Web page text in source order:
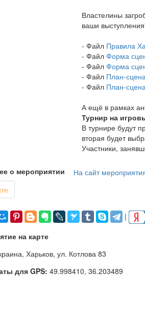
Властелины
ваши
- Файл Правила
- Файл Форма
- Файл Форма
- Файл План-
- Файл План-
А ещё в рамках
Турнир на
В турнире будут
вторая будет
Участники,
о мероприятии
На сайт
|
на карте
Харьков, ул. Котлова 83
для GPS: 49.998410, 36.203489